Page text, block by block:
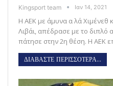
Kingsport team Ιαν 14, 2021
Η ΑΕΚ με άμυνα α λά Χιμένεθ
Λιβάι, απέδρασε με το διπλό
πάτησε στην 2η θέση. Η ΑΕΚ
ΔΙΑΒΑΣΤΕ ΠΕΡΙΣΣΟΤΕΡΑ...